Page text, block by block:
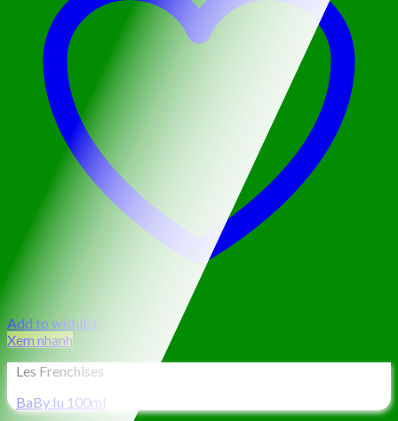
Add to wishlist
Xem nhanh
Les Frenchises
BaBy Iu 100ml